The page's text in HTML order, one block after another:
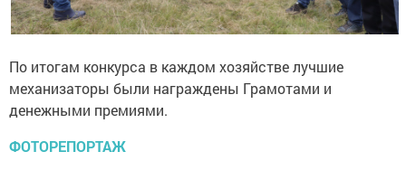
По итогам конкурса в каждом хозяйстве лучшие
механизаторы были награждены Грамотами и
денежными премиями.
ФОТОРЕПОРТАЖ